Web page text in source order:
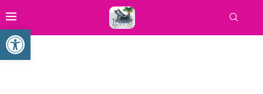
Ouvrir la barre d’outils